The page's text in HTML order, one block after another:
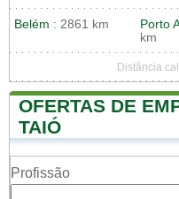
Belém : 2861 km Porto
km
Distância
OFERTAS DE
TAIÓ
Profissão